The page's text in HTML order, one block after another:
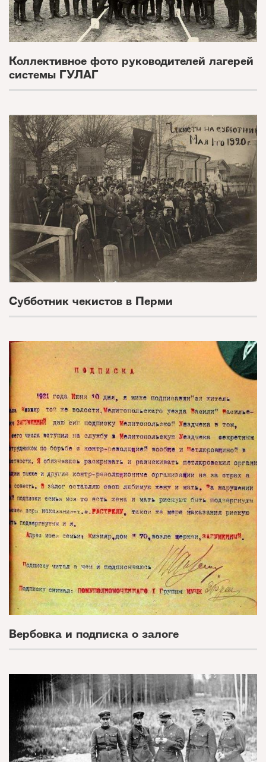
Коллективное фото руководителей лагерей
системы ГУЛАГ
Субботник чекистов в Перми
Вербовка и подписка о залоге